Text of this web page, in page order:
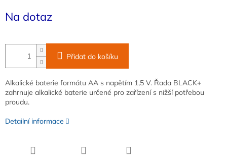
cena:
Na dotaz
Přidat do košíku
Alkalické baterie formátu AA s napětím 1,5 V. Řada BLACK+
zahrnuje alkalické baterie určené pro zařízení s nižší potřebou
proudu.
Detailní informace